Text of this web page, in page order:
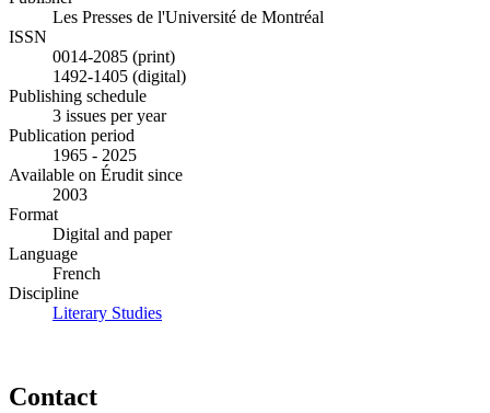
Les Presses de l'Université de Montréal
ISSN
0014-2085 (print)
1492-1405 (digital)
Publishing schedule
3 issues per year
Publication period
1965 - 2025
Available on Érudit since
2003
Format
Digital and paper
Language
French
Discipline
Literary Studies
Contact